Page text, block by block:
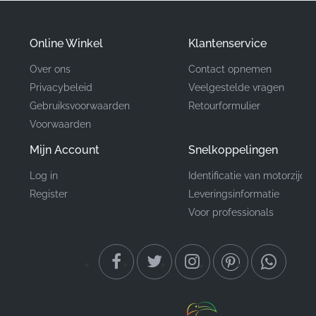
(MPN)
87123KTYD50ZA
Fabrikant
Type
Het vinden van de juiste sticker van fabriekskwaliteit is
motor wil behouden. Wanneer u een originele OEM-
Online Winkel
Over ons
Privacybeleid
Gebruiksvoorwaarden
Voorwaarden
Mijn Account
Log in
Register
Klantenservice
Contact opnemen
Veelgestelde vragen
Retourformulier
Snelkoppelingen
Identificatie van
Leveringsinformatie
Voor professionals